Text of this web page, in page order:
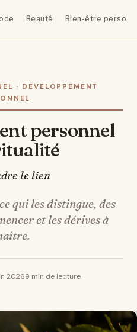
Beauté Bien-être
· DÉVELOPPEMENT
le lien
qui les distingue, des
et les dérives à
20269 min de lecture